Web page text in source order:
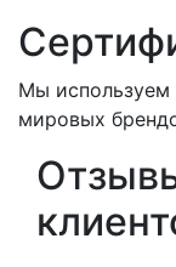
Мы используем
мировых